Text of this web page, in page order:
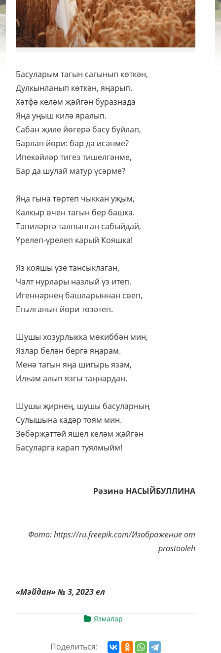
Басуларым тагын сагынып көткән,
Дулкынланып көткән, яңарып.
Хәтфә келәм җәйгән буразнада
Яңа уңыш килә яралып.
Сабан җиле йөгерә басу буйлап,
Барлап йөри: бар да исәнме?
Ипекәйләр тигез тишелгәнме,
Бар да шулай матур үсәрме?
Яңа гына төртеп чыккан уҗым,
Калкыр өчен тагын бер башка.
Тәпиләргә талпынган сабыйдай,
Үрелеп-үрелеп карый Кояшка!
Яз кояшы үзе тансыклаган,
Чалт нурлары назлый үз итеп.
Игеннәрнең башларыннан сөеп,
Егылганын йөри төзәтеп.
Шушы хозурлыкка мөкиббән мин,
Язлар белән бергә яңарам.
Менә тагын яңа шигырь язам,
Илһам алып язгы таңнардан.
Шушы җирнең, шушы басуларның
Сулышына кадәр тоям мин.
Зөбәрҗәттәй яшел келәм җәйгән
Басуларга карап туялмыйм!
Рәзинә НАСЫЙБУЛЛИНА
Фото: https://ru.freepik.com/Изображение от
prostooleh
«Мәйдан» № 3, 2023 ел
Язмалар
Поделиться: